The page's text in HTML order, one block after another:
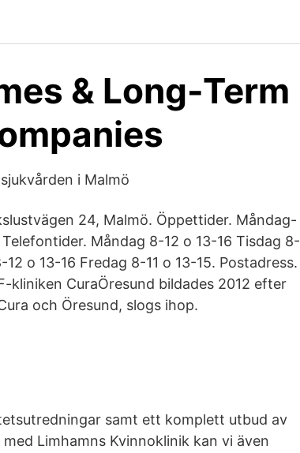
& Long-Term
i Malmö
24, Malmö. Öppettider. Måndag-
Måndag 8-12 o 13-16 Tisdag 8-
o 13-16 Fredag 8-11 o 13-15. Postadress.
kliniken CuraÖresund bildades 2012 efter
och Öresund, slogs ihop.
samt ett komplett utbud av
Limhamns Kvinnoklinik kan vi även